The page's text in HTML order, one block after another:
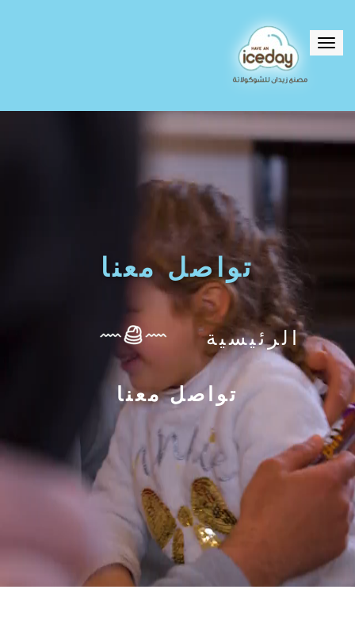
Toggle
navigation
تواصل معنا
الرئيسية
تواصل معنا